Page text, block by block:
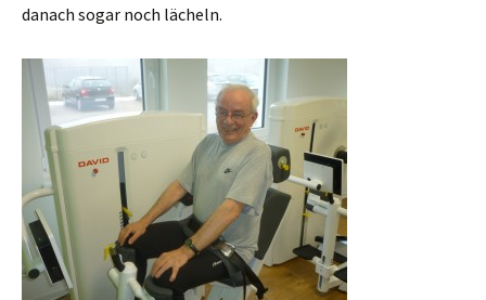
danach sogar noch lächeln.